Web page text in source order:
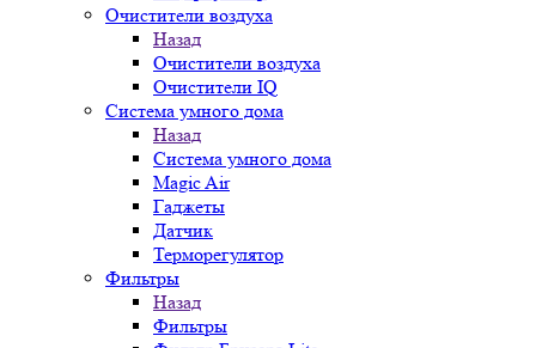
Очистители воздуха
Назад
Очистители воздуха
Очистители IQ
Система умного дома
Назад
Система умного дома
Magic Air
Гаджеты
Датчик
Терморегулятор
Фильтры
Назад
Фильтры